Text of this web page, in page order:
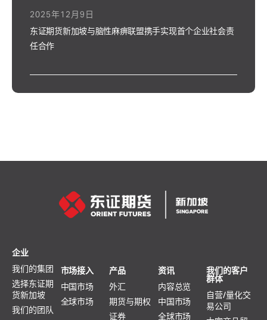
东证期货新加坡与脑性麻痹联盟携手实现首个企业社会责
任合作
2025年12月9日
企业
我们的集团
选择东证期
货新加坡
我们的团队
市场接入
中国市场
全球市场
产品
外汇
期货与期权
证券
资讯
内容总览
中国市场
全球市场
我们的客户
群体
自营/量化交
易公司